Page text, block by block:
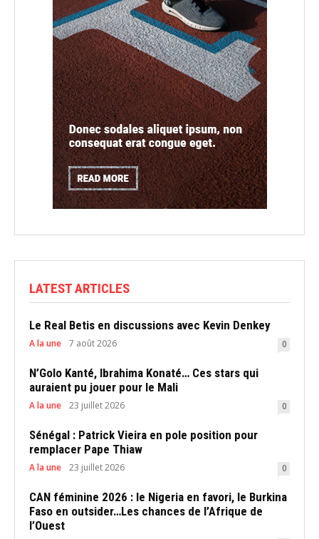
LATEST ARTICLES
Le Real Betis en discussions avec Kevin Denkey
A la une 7 août 2026 0
N’Golo Kanté, Ibrahima Konaté… Ces stars qui
auraient pu jouer pour le Mali
A la une 23 juillet 2026 0
Sénégal : Patrick Vieira en pole position pour
remplacer Pape Thiaw
A la une 23 juillet 2026 0
CAN féminine 2026 : le Nigeria en favori, le Burkina
Faso en outsider…Les chances de l’Afrique de
l’Ouest